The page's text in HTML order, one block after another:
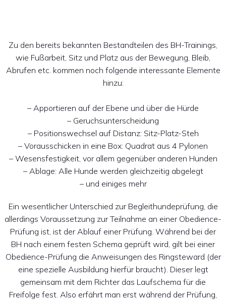
Zu den bereits bekannten Bestandteilen des BH-Trainings,
wie Fußarbeit, Sitz und Platz aus der Bewegung, Bleib,
Abrufen etc. kommen noch folgende interessante Elemente
hinzu:
– Apportieren auf der Ebene und über die Hürde
– Geruchsunterscheidung
– Positionswechsel auf Distanz: Sitz-Platz-Steh
– Vorausschicken in eine Box: Quadrat aus 4 Pylonen
– Wesensfestigkeit, vor allem gegenüber anderen Hunden
– Ablage: Alle Hunde werden gleichzeitig abgelegt
– und einiges mehr
Ein wesentlicher Unterschied zur Begleithundeprüfung, die
allerdings Voraussetzung zur Teilnahme an einer Obedience-
Prüfung ist, ist der Ablauf einer Prüfung. Während bei der
BH nach einem festen Schema geprüft wird, gilt bei einer
Obedience-Prüfung die Anweisungen des Ringsteward (der
eine spezielle Ausbildung hierfür braucht). Dieser legt
gemeinsam mit dem Richter das Laufschema für die
Freifolge fest. Also erfährt man erst während der Prüfung,